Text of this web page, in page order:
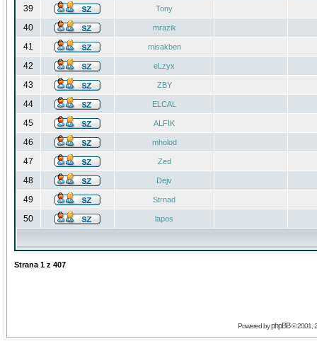
39 Tony
40 mrazik
41 misakben
42 eLzyx
43 ZBY
44 ELCAL
45 ALFIK
46 mholod
47 Zed
48 Dejv
49 Strnad
50 lapos
Strana 1 z 407
Powered byphpBB© 2001,